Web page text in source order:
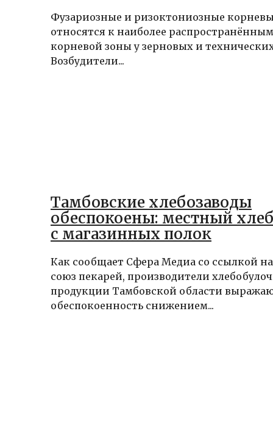
Фузариозные и ризоктониозные
относятся к наиболее
корневой зоны у зерновых и
Возбудители...
Тамбовские хлебозаводы
обеспокоены: местный хлеб
с магазинных полок
Как сообщает Сфера Медиа со ссылкой
союз пекарей, производители
продукции Тамбовской области
обеспокоенность снижением...